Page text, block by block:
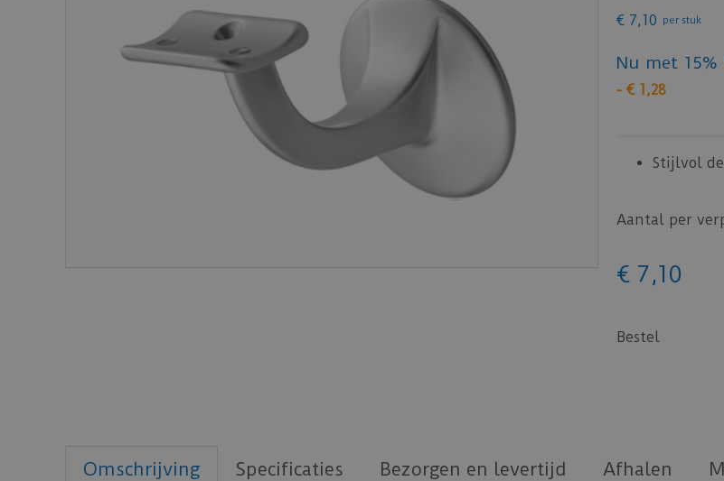
€ 7,10 per stuk
Nu met
- € 1,28
Stijlvol
Aantal per
€ 7,10
Bestel
Omschrijving Specificaties Bezorgen en levertijd Afhalen